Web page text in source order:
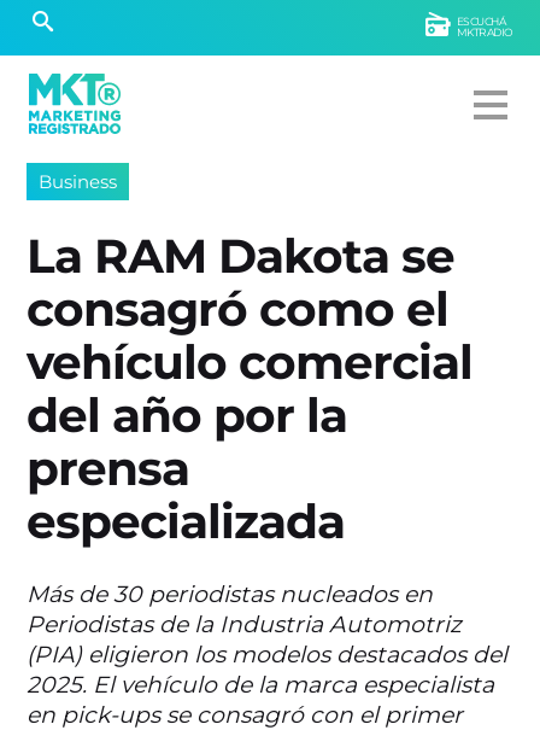
ESCUCHÁ
MKTRADIO
Business
La RAM Dakota se
consagró como el
vehículo comercial
del año por la
prensa
especializada
Más de 30 periodistas nucleados en
Periodistas de la Industria Automotriz
(PIA) eligieron los modelos destacados del
2025. El vehículo de la marca especialista
en pick-ups se consagró con el primer